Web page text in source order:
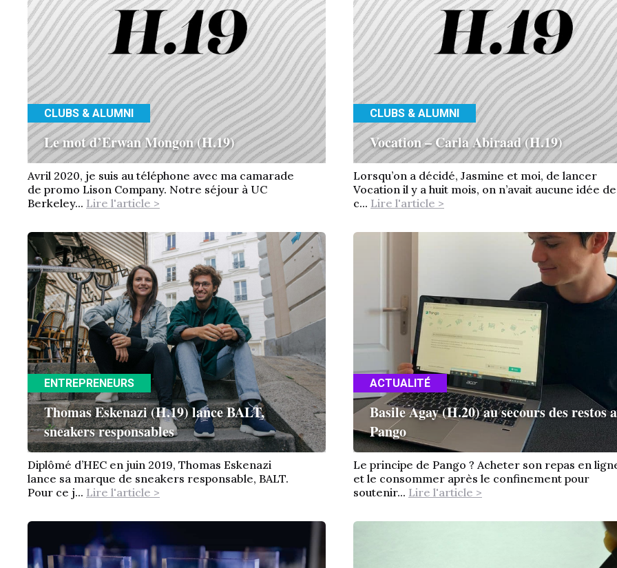
CLUBS & ALUMNI
Le mot d’Erwan Mongon (H.19)
Avril 2020, je suis au téléphone avec ma camarade
de promo Lison Company. Notre séjour à UC
Berkeley... Lire l'article >
CLUBS & ALUMNI
Vocation – Carla Abiraad (H.19)
Lorsqu’on a décidé, Jasmine et moi, de lancer
Vocation il y a huit mois, on n’avait aucune idée de
c... Lire l'article >
ENTREPRENEURS
Thomas Eskenazi (H.19) lance BALT,
sneakers responsables
Diplômé d’HEC en juin 2019, Thomas Eskenazi
lance sa marque de sneakers responsable, BALT.
Pour ce j... Lire l'article >
ACTUALITÉ
Basile Agay (H.20) au secours des restos
Pango
Le principe de Pango ? Acheter son repas en
et le consommer après le confinement pour
soutenir... Lire l'article >